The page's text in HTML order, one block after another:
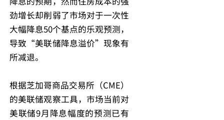
劲增长却削弱了市场对于一次性
大幅降息50个基点的乐观预测，
导致“美联储降息溢价”现象有
所减退。
根据芝加哥商品交易所（CME）
的美联储观察工具，市场当前对
美联储9月降息幅度的预测已有